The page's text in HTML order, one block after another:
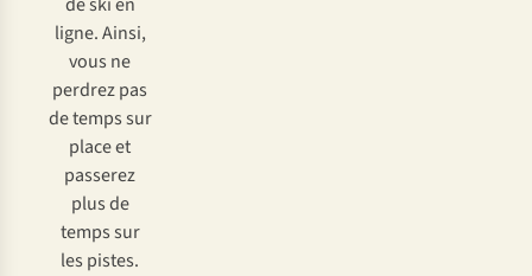
ligne. Ainsi,
vous ne
perdrez pas
de temps sur
place et
passerez
plus de
temps sur
les pistes.